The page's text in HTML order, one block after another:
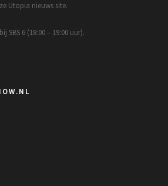
Utopia nieuws site.
SBS 6 (18:00 – 19:00 uur).